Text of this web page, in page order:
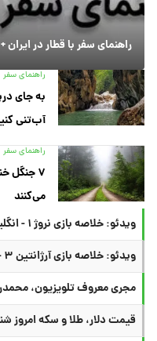
راهنمای سفر با قطار در
راهنمای سفر
به جای
آب‌تنی
راهنمای سفر
۷ جنگل
می‌کنند
ویدئو: خلاصه بازی نروژ ۱ - انگلیس ۲
ویدئو: خلاصه بازی آرژانتین ۳ - سوئیس ۱
مجری معروف تلویزیون،
قیمت دلار، طلا و سکه امروز شنبه ۲۰